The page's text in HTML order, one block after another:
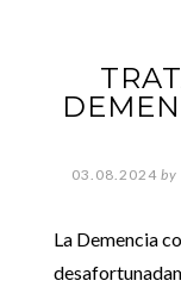
03.08.2024 by
La Demencia